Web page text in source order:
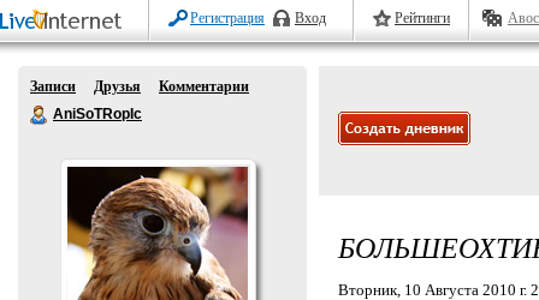
Регистрация Вход Рейтинги
Записи Друзья
Комментарии
AniSoTRopIc
Вторник, 10 Августа 2010 г.